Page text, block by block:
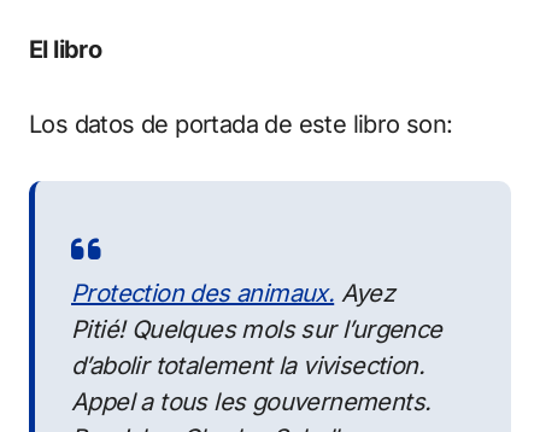
El libro
Los datos de portada de este libro son:
Protection des animaux. Ayez
Pitié! Quelques mols sur l’urgence
d’abolir totalement la vivisection.
Appel a tous les gouvernements.